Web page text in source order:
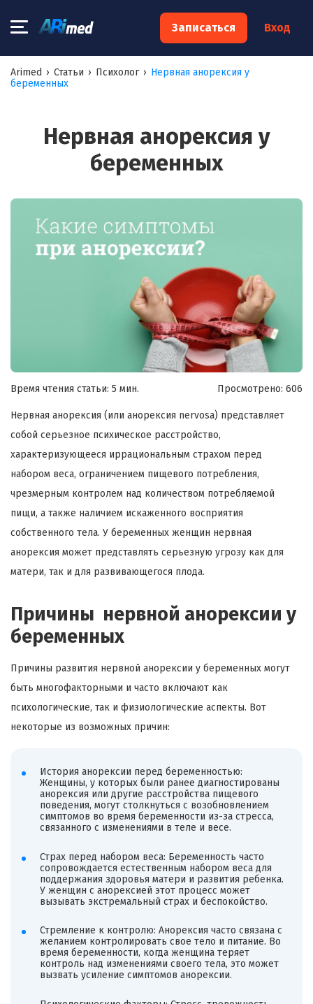
Записаться Вход
Arimed › Статьи › Психолог › Нервная анорексия у
беременных
Нервная анорексия у
беременных
Время чтения статьи: 5 мин. Просмотрено: 606
Нервная анорексия (или анорексия nervosa) представляет
собой серьезное психическое расстройство,
характеризующееся иррациональным страхом перед
набором веса, ограничением пищевого потребления,
чрезмерным контролем над количеством потребляемой
пищи, а также наличием искаженного восприятия
собственного тела. У беременных женщин нервная
анорексия может представлять серьезную угрозу как для
матери, так и для развивающегося плода.
Причины нервной анорексии у
беременных
Причины развития нервной анорексии у беременных могут
быть многофакторными и часто включают как
психологические, так и физиологические аспекты. Вот
некоторые из возможных причин:
История анорексии перед беременностью:
Женщины, у которых были ранее диагностированы
анорексия или другие расстройства пищевого
поведения, могут столкнуться с возобновлением
симптомов во время беременности из-за стресса,
связанного с изменениями в теле и весе.
Страх перед набором веса: Беременность часто
сопровождается естественным набором веса для
поддержания здоровья матери и развития ребенка.
У женщин с анорексией этот процесс может
вызывать экстремальный страх и беспокойство.
Стремление к контролю: Анорексия часто связана с
желанием контролировать свое тело и питание. Во
время беременности, когда женщина теряет
контроль над изменениями своего тела, это может
вызвать усиление симптомов анорексии.
×
Запишитесь на консультацию к
Ваш e-mail:*
обработку моих персональных данных